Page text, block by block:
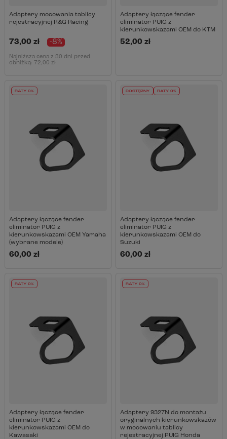
Adaptery mocowania tablicy
rejestracyjnej R&G Racing
73,00 zł -8%
Najniższa cena z 30 dni przed
obniżką: 72,00 zł
Adaptery łączące fender
eliminator PUIG z
kierunkowskazami OEM do KTM
52,00 zł
RATY 0%
Adaptery łączące fender
eliminator PUIG z
kierunkowskazami OEM Yamaha
(wybrane modele)
60,00 zł
DOSTĘPNY RATY 0%
Adaptery łączące fender
eliminator PUIG z
kierunkowskazami OEM do
Suzuki
60,00 zł
RATY 0%
Adaptery łączące fender
eliminator PUIG z
kierunkowskazami OEM do
Kawasaki
RATY 0%
Adaptery 9327N do montażu
oryginalnych kierunkowskazów
w mocowaniu tablicy
rejestracyjnej PUIG Honda